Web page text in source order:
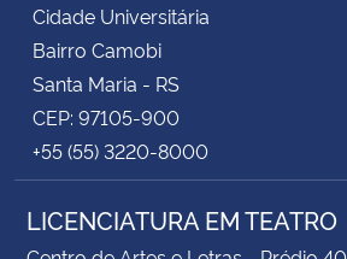
Banco Central do Brasil
Planalto
Cidade Universitária
Bairro Camobi
Santa Maria - RS
CEP: 97105-900
+55 (55) 3220-8000
LICENCIATURA EM TEATRO